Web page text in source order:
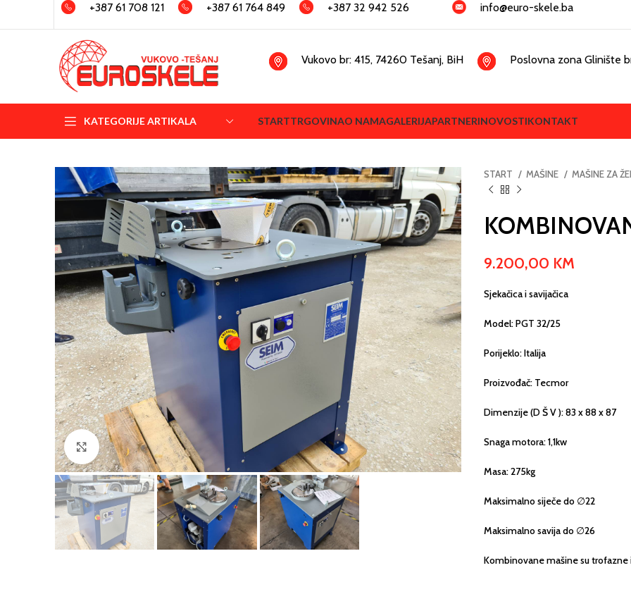
+387 61 708 121 +387 61 764 849 +387 32 942 526 info@euro-skele.ba
Vukovo br: 415, 74260 Tešanj, BiH Poslovna zona Glinište
KATEGORIJE ARTIKALA STARTTRGOVINAO NAMAGALERIJAPARTNERINOVOSTIKONTAKT
Click to enlarge
START MAŠINE MAŠINE ZA
9.200,00 KM
Sjekačica i savijačica
Model: PGT 32/25
Porijeklo: Italija
Proizvođač: Tecmor
Dimenzije (D Š V ): 83 x 88 x 87
Snaga motora: 1,1kw
Masa: 275kg
Maksimalnosiječe do ∅22
Maksimalnosavija do ∅26
Kombinovane mašine su trofazne